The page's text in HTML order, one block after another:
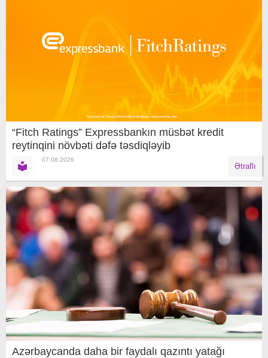
“Fitch Ratings” Expressbankın müsbət kredit
reytinqini növbəti dəfə təsdiqləyib
07.08.2026
Ətraflı
Azərbaycanda daha bir faydalı qazıntı yatağı